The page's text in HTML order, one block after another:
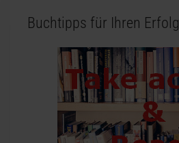
Buchtipps für Ihren Erfolg